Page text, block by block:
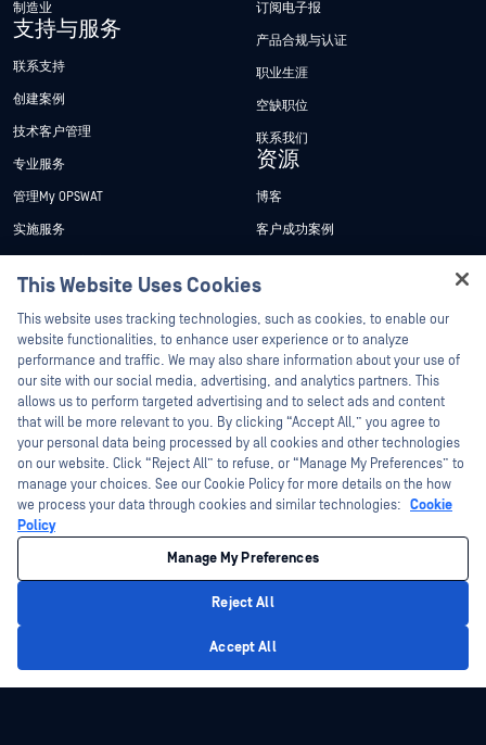
制造业
支持与服务
联系支持
创建案例
技术客户管理
专业服务
管理My OPSWAT
实施服务
技术文档
培训
漏洞计划
合作伙伴
认证
技术合作伙伴
渠道合作伙伴计划
订阅电子报
产品合规与认证
职业生涯
空缺职位
联系我们
资源
博客
客户成功案例
新闻报道
活动
网络研讨会
产品型录
白皮书
免费工具
©2026OPSWAT . 保留所有权利。OPSWAT、MetaDefender、Metascan、
MetaAccess、OPSWAT 、"不信任文件，不信任设备"、"OPSWAT "、"保护全球关
键基础设施"、"Deep CDR™技术"、"InQuest"、"InQuest标
识"、"DFI"、"RetroHunt"、"深度文件检测"及"加入追踪"OPSWAT 的商标。第三方
管理 Cookie 偏好
This Website Uses Cookies
This website uses tracking technologies, such as cookies, to enable our
website functionalities, to enhance user experience or to analyze
performance and traffic. We may also share information about your use of
our site with our social media, advertising, and analytics partners. This
allows us to perform targeted advertising and to select ads and content
that will be more relevant to you. By clicking “Accept All,” you agree to
your personal data being processed by all cookies and other technologies
on our website. Click “Reject All” to refuse, or “Manage My Preferences” to
manage your choices. See our Cookie Policy for more details on the how
we process your data through cookies and similar technologies: Cookie
Policy
Manage My Preferences
Reject All
Accept All
Hey there!
I'm Ozzy, your OPSWAT virtual assistant.
How can I help you secure what's critical
today?